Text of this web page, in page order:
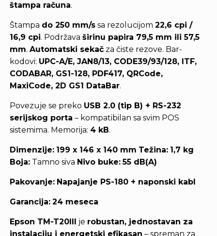
štampa računa.
Štampa do 250 mm/s sa rezolucijom 22,6 cpi /
16,9 cpi. Podržava širinu papira 79,5 mm ili 57,5
mm. Automatski sekač za čiste rezove. Bar-
kodovi: UPC-A/E, JAN8/13, CODE39/93/128, ITF,
CODABAR, GS1-128, PDF417, QRCode,
MaxiCode, 2D GS1 DataBar.
Povezuje se preko USB 2.0 (tip B) + RS-232
serijskog porta – kompatibilan sa svim POS
sistemima. Memorija: 4 kB.
Dimenzije: 199 x 146 x 140 mm Težina: 1,7 kg
Boja: Tamno siva Nivo buke: 55 dB(A)
Pakovanje: Napajanje PS-180 + naponski kabl
Garancija: 24 meseca
Epson TM-T20III je robustan, jednostavan za
instalaciju i energetski efikasan – spreman za